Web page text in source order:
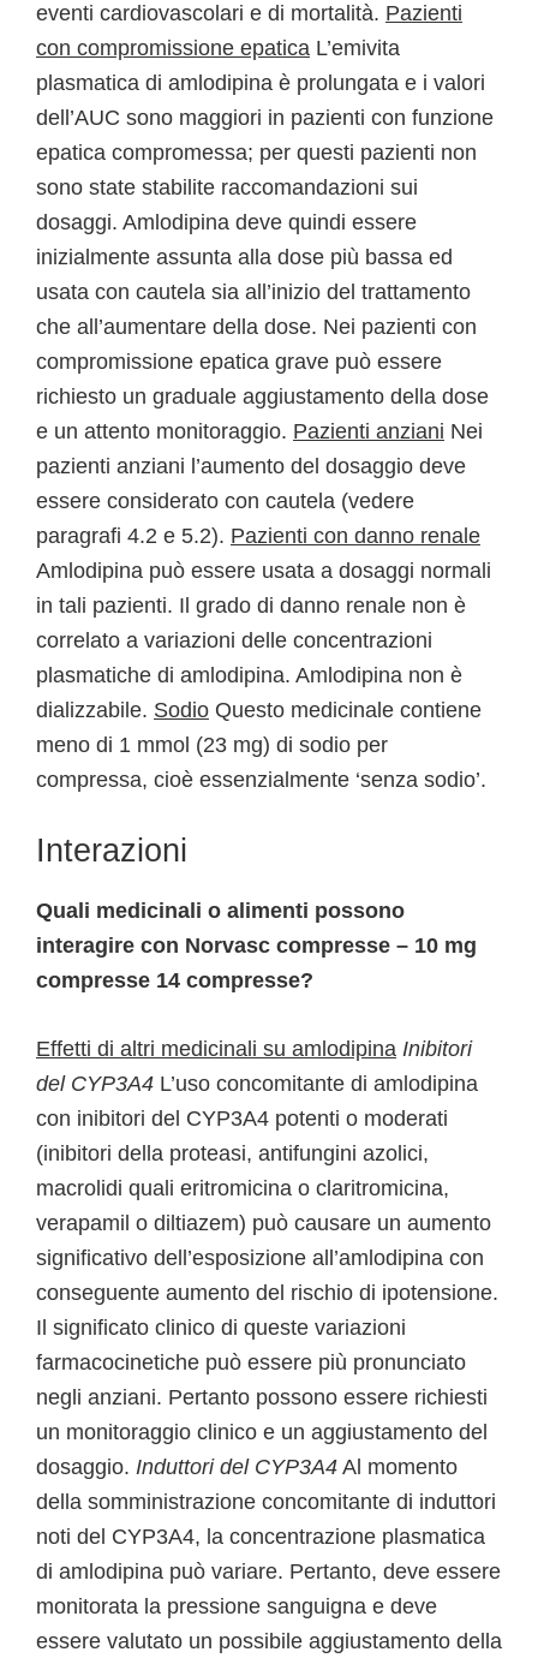
eventi cardiovascolari e di mortalità. Pazienti
con compromissione epatica L’emivita
plasmatica di amlodipina è prolungata e i valori
dell’AUC sono maggiori in pazienti con funzione
epatica compromessa; per questi pazienti non
sono state stabilite raccomandazioni sui
dosaggi. Amlodipina deve quindi essere
inizialmente assunta alla dose più bassa ed
usata con cautela sia all’inizio del trattamento
che all’aumentare della dose. Nei pazienti con
compromissione epatica grave può essere
richiesto un graduale aggiustamento della dose
e un attento monitoraggio. Pazienti anziani Nei
pazienti anziani l’aumento del dosaggio deve
essere considerato con cautela (vedere
paragrafi 4.2 e 5.2). Pazienti con danno renale
Amlodipina può essere usata a dosaggi normali
in tali pazienti. Il grado di danno renale non è
correlato a variazioni delle concentrazioni
plasmatiche di amlodipina. Amlodipina non è
dializzabile. Sodio Questo medicinale contiene
meno di 1 mmol (23 mg) di sodio per
compressa, cioè essenzialmente ‘senza sodio’.
Interazioni
Quali medicinali o alimenti possono
interagire con Norvasc compresse – 10 mg
compresse 14 compresse?
Effetti di altri medicinali su amlodipina Inibitori
del CYP3A4 L’uso concomitante di amlodipina
con inibitori del CYP3A4 potenti o moderati
(inibitori della proteasi, antifungini azolici,
macrolidi quali eritromicina o claritromicina,
verapamil o diltiazem) può causare un aumento
significativo dell’esposizione all’amlodipina con
conseguente aumento del rischio di ipotensione.
Il significato clinico di queste variazioni
farmacocinetiche può essere più pronunciato
negli anziani. Pertanto possono essere richiesti
un monitoraggio clinico e un aggiustamento del
dosaggio. Induttori del CYP3A4 Al momento
della somministrazione concomitante di induttori
noti del CYP3A4, la concentrazione plasmatica
di amlodipina può variare. Pertanto, deve essere
monitorata la pressione sanguigna e deve
essere valutato un possibile aggiustamento della